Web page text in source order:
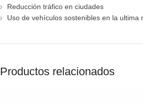
Reducción tráfico en ciudades
Uso de vehículos sostenibles en la ultima
Productos relacionados